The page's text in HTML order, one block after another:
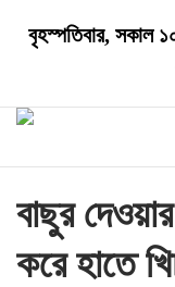
বৃহস্পতিবার, সকাল
বাছুর
করে হাতে